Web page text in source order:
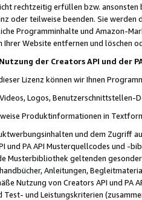
rechtzeitig erfüllen bzw. ansonsten
oder teilweise beenden. Sie werden
Programminhalte und Amazon-
Ihrer Website entfernen und löschen
der Creators API und der
Lizenz können wir Ihnen
Logos, Benutzerschnittstellen-
Produktinformationen in
und dem Zugriff
und PA API Musterquellcodes und
Musterbibliothek geltenden
Anleitungen,
Nutzung von Creators API und PA
und Leistungskriterien